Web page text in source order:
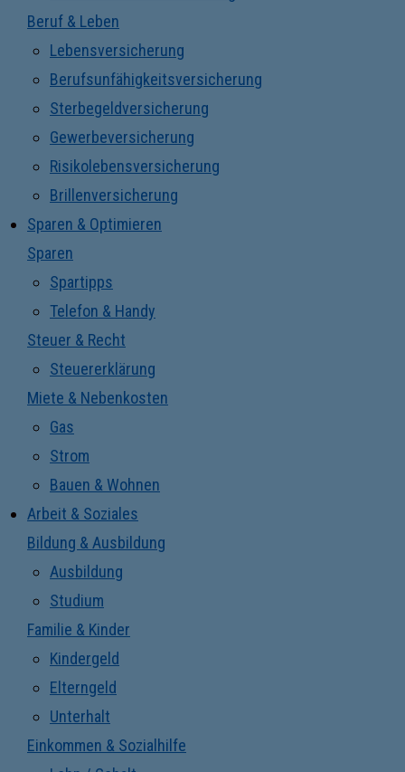
Beruf & Leben
Lebensversicherung
Berufsunfähigkeitsversicherung
Sterbegeldversicherung
Gewerbeversicherung
Risikolebensversicherung
Brillenversicherung
Sparen & Optimieren
Sparen
Spartipps
Telefon & Handy
Steuer & Recht
Steuererklärung
Miete & Nebenkosten
Gas
Strom
Bauen & Wohnen
Arbeit & Soziales
Bildung & Ausbildung
Ausbildung
Studium
Familie & Kinder
Kindergeld
Elterngeld
Unterhalt
Einkommen & Sozialhilfe